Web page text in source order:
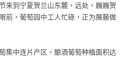
来到宁夏贺兰山东麓，远处，巍巍贺
前，葡萄园中工人忙碌，正为展藤做
集中连片产区，酿酒葡萄种植面积达